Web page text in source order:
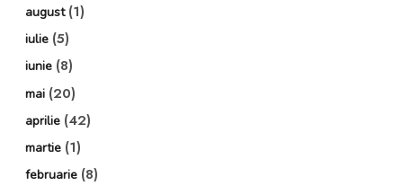
august (1)
iulie (5)
iunie (8)
mai (20)
aprilie (42)
martie (1)
februarie (8)